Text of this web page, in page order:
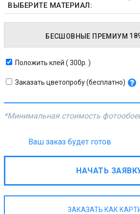
ВЫБЕРИТЕ МАТЕРИАЛ:
БЕСШОВНЫЕ ПРЕМИУМ
Положить клей ( 300р. )
Заказать цветопробу (бесплатно)
*Минимальная стоимость
Ваш заказ будет готов
НАЧАТЬ
ЗАКАЗАТЬ КАК